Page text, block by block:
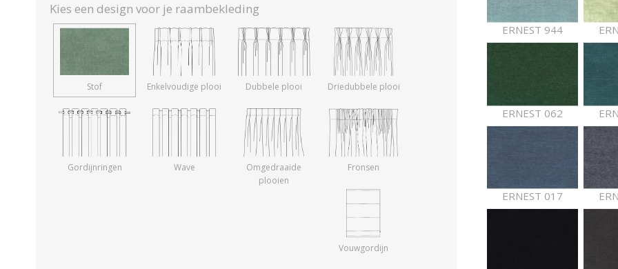
Kies een design voor je raambekleding
Stof Enkelvoudige plooi Dubbele plooi Driedubbele plooi
Gordijnringen Wave
Omgedraaide
plooien
Fronsen
Vouwgordijn
ERNEST 944
ERNEST 062
ERNEST 017